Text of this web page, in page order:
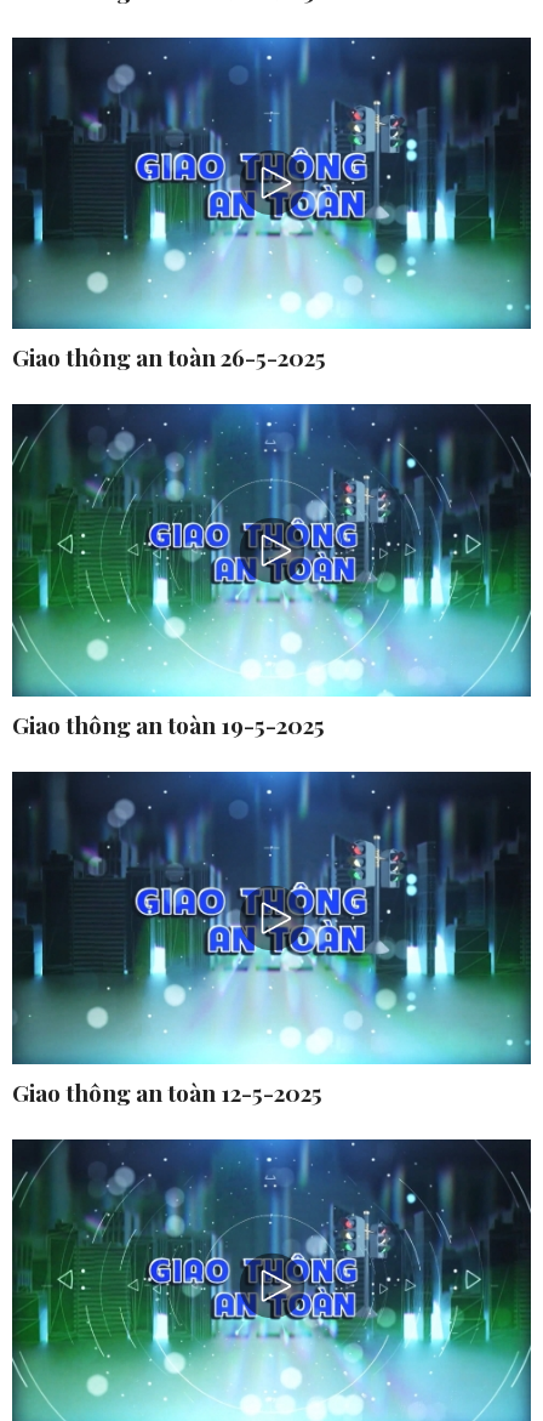
Giao thông an toàn 26-5-2025
Giao thông an toàn 19-5-2025
Giao thông an toàn 12-5-2025